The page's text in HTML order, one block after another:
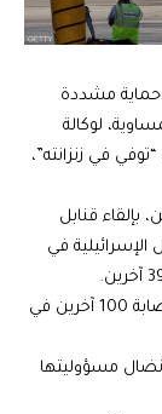
حماية مشددة
النمساوية، لوكالة
بن أحمد شوفالي (64 عاما) “توفي في زنزانته”،
1985 مع شخصين، بإلقاء قنابل
الإسرائيلية في
في اليوم نفسه، أدى هجوم إلى مقتل 16 شخصا وإصابة 100 آخرين في
نضال مسؤوليتها